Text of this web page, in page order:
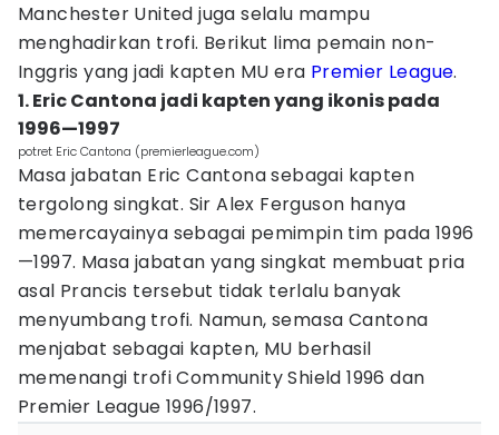
Manchester United juga selalu mampu
menghadirkan trofi. Berikut lima pemain non-
Inggris yang jadi kapten MU era Premier League.
1. Eric Cantona jadi kapten yang ikonis pada
1996—1997
potret Eric Cantona (premierleague.com)
Masa jabatan Eric Cantona sebagai kapten
tergolong singkat. Sir Alex Ferguson hanya
memercayainya sebagai pemimpin tim pada 1996
—1997. Masa jabatan yang singkat membuat pria
asal Prancis tersebut tidak terlalu banyak
menyumbang trofi. Namun, semasa Cantona
menjabat sebagai kapten, MU berhasil
memenangi trofi Community Shield 1996 dan
Premier League 1996/1997.